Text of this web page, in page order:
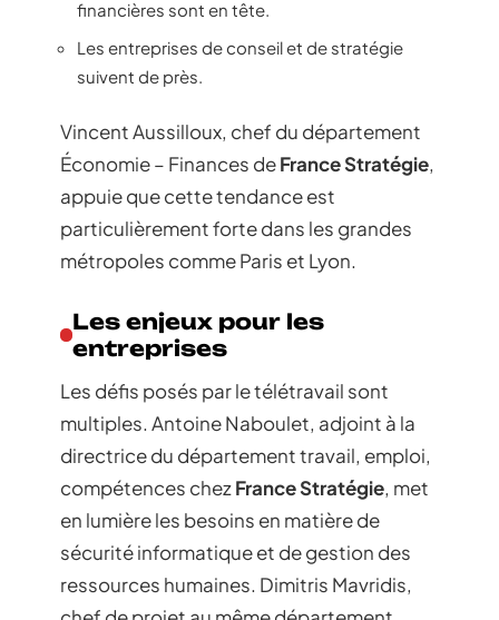
financières sont en tête.
Les entreprises de conseil et de stratégie
suivent de près.
Vincent Aussilloux, chef du département
Économie – Finances deFrance Stratégie,
appuie que cette tendance est
particulièrement forte dans les grandes
métropoles comme Paris et Lyon.
Les enjeux pour les
entreprises
Les défis posés par le télétravail sont
multiples. Antoine Naboulet, adjoint à la
directrice du département travail, emploi,
compétences chezFrance Stratégie, met
en lumière les besoins en matière de
sécurité informatique et de gestion des
ressources humaines. Dimitris Mavridis,